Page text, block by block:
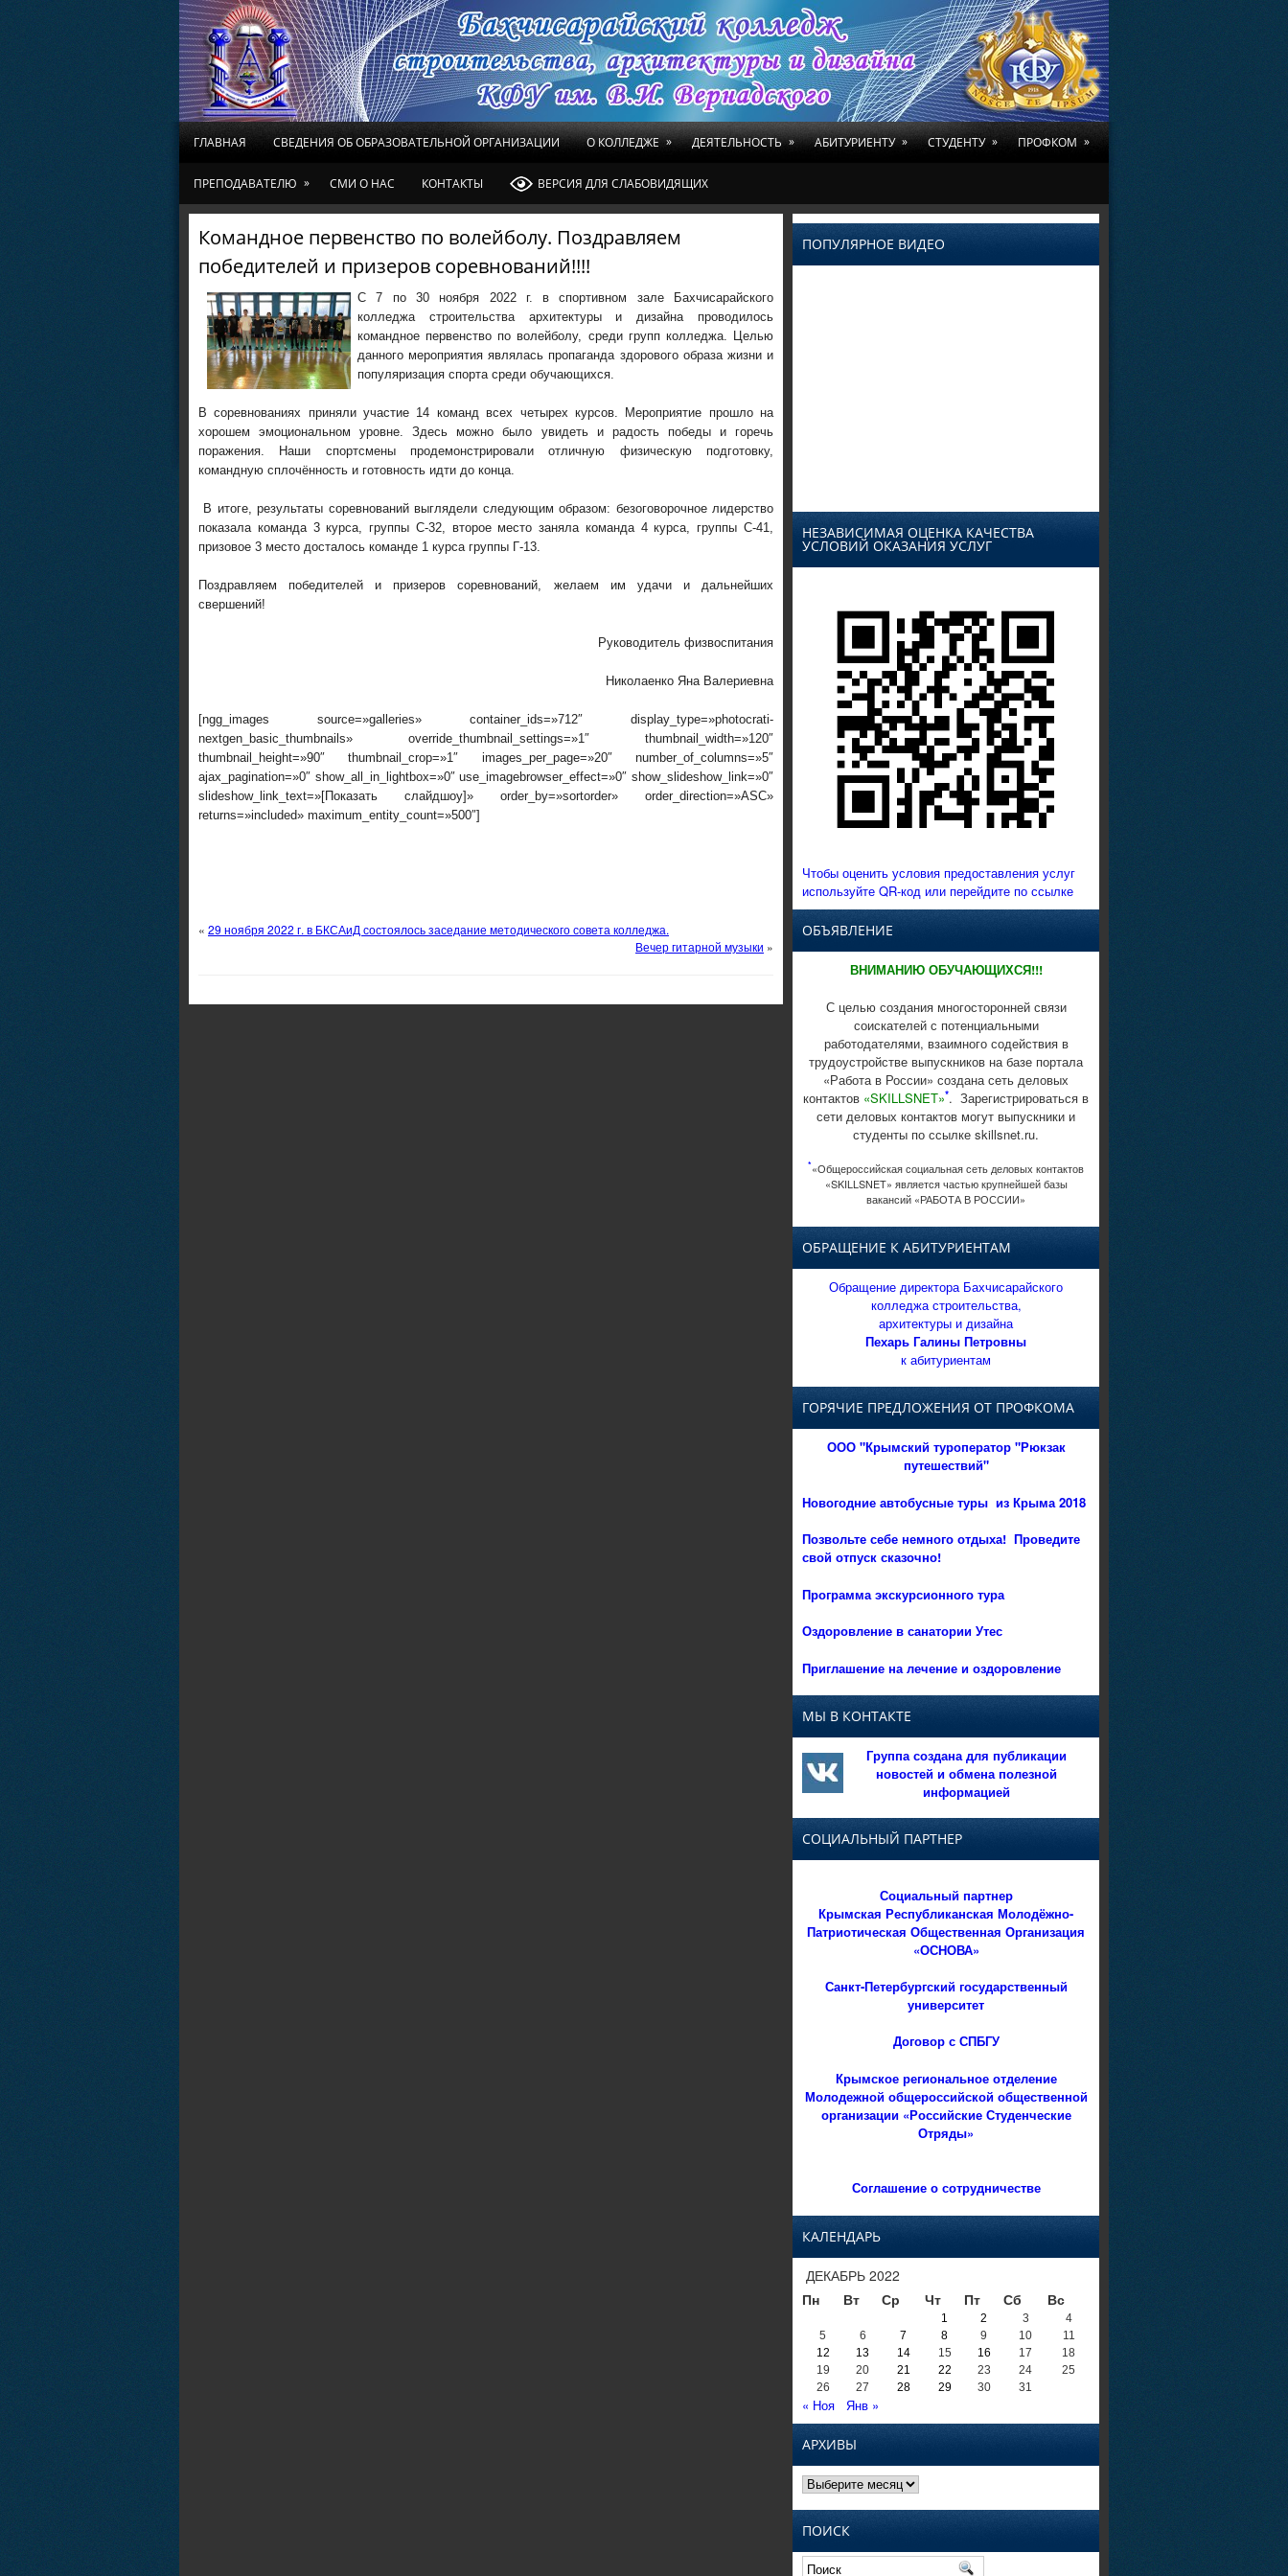
ГЛАВНАЯ СВЕДЕНИЯ ОБ ОБРАЗОВАТЕЛЬНОЙ ОРГАНИЗАЦИИ О КОЛЛЕДЖЕ » ДЕЯТЕЛЬНОСТЬ » АБИТУРИЕНТУ » СТУДЕНТУ » ПРОФКОМ »
ПРЕПОДАВАТЕЛЮ » СМИ О НАС КОНТАКТЫ ВЕРСИЯ ДЛЯ СЛАБОВИДЯЩИХ
Командное первенство по волейболу. Поздравляем
победителей и призеров соревнований!!!!
С 7 по 30 ноября 2022 г. в спортивном зале Бахчисарайского
колледжа строительства архитектуры и дизайна проводилось
командное первенство по волейболу, среди групп колледжа. Целью
данного мероприятия являлась пропаганда здорового образа жизни и
популяризация спорта среди обучающихся.
В соревнованиях приняли участие 14 команд всех четырех курсов. Мероприятие прошло на
хорошем эмоциональном уровне. Здесь можно было увидеть и радость победы и горечь
поражения. Наши спортсмены продемонстрировали отличную физическую подготовку,
командную сплочённость и готовность идти до конца.
В итоге, результаты соревнований выглядели следующим образом: безоговорочное лидерство
показала команда 3 курса, группы С-32, второе место заняла команда 4 курса, группы С-41,
призовое 3 место досталось команде 1 курса группы Г-13.
Поздравляем победителей и призеров соревнований, желаем им удачи и дальнейших
свершений!
Руководитель физвоспитания
Николаенко Яна Валериевна
[ngg_images source=»galleries» container_ids=»712″ display_type=»photocrati-
nextgen_basic_thumbnails» override_thumbnail_settings=»1″ thumbnail_width=»120″
thumbnail_height=»90″ thumbnail_crop=»1″ images_per_page=»20″ number_of_columns=»5″
ajax_pagination=»0″ show_all_in_lightbox=»0″ use_imagebrowser_effect=»0″ show_slideshow_link=»0″
slideshow_link_text=»[Показать слайдшоу]» order_by=»sortorder» order_direction=»ASC»
returns=»included» maximum_entity_count=»500″]
« 29 ноября 2022 г. в БКСАиД состоялось заседание методического совета колледжа.
Вечер гитарной музыки »
ПОПУЛЯРНОЕ ВИДЕО
НЕЗАВИСИМАЯ ОЦЕНКА КАЧЕСТВА
УСЛОВИЙ ОКАЗАНИЯ УСЛУГ
Чтобы оценить условия предоставления услуг
используйте QR-код или перейдите по ссылке
ОБЪЯВЛЕНИЕ
ВНИМАНИЮ ОБУЧАЮЩИХСЯ!!!
С целью создания многосторонней связи
соискателей с потенциальными
работодателями, взаимного содействия в
трудоустройстве выпускников на базе портала
«Работа в России» создана сеть деловых
контактов «SKILLSNET»*. Зарегистрироваться в
сети деловых контактов могут выпускники и
студенты по ссылке skillsnet.ru.
*«Общероссийская социальная сеть деловых контактов
«SKILLSNET» является частью крупнейшей базы
вакансий «РАБОТА В РОССИИ»
ОБРАЩЕНИЕ К АБИТУРИЕНТАМ
Обращение директора Бахчисарайского
колледжа строительства,
архитектуры и дизайна
Пехарь Галины Петровны
к абитуриентам
ГОРЯЧИЕ ПРЕДЛОЖЕНИЯ ОТ ПРОФКОМА
ООО "Крымский туроператор "Рюкзак
путешествий"
Новогодние автобусные туры из Крыма 2018
Позвольте себе немного отдыха! Проведите
свой отпуск сказочно!
Программа экскурсионного тура
Оздоровление в санатории Утес
Приглашение на лечение и оздоровление
МЫ В КОНТАКТЕ
Группа создана для публикации
новостей и обмена полезной
информацией
СОЦИАЛЬНЫЙ ПАРТНЕР
Социальный партнер
Крымская Республиканская Молодёжно-
Патриотическая Общественная Организация
«ОСНОВА»
Санкт-Петербургский государственный
университет
Договор с СПБГУ
Крымское региональное отделение
Молодежной общероссийской общественной
организации «Российские Студенческие
Отряды»
Соглашение о сотрудничестве
КАЛЕНДАРЬ
ДЕКАБРЬ 2022
Пн
Вт Ср Чт Пт Сб Вс
1 2 3
4
5
6 7 8 9 10
11
12
13 14 15 16 17
18
19
20 21 22 23 24
25
26
27 28 29 30 31
« Ноя Янв »
АРХИВЫ
Архивы
ПОИСК